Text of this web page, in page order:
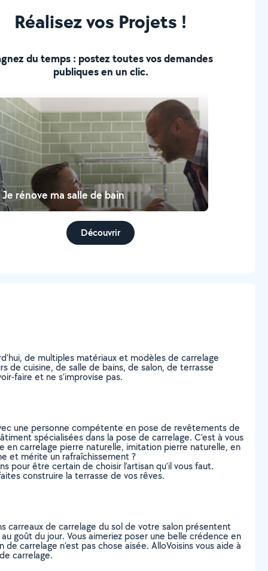
Réalisez vos Projets !
du temps : postez toutes vos demandes
publiques en un clic.
Je rénove ma salle de bain
Découvrir
de multiples matériaux et modèles de carrelage
de cuisine, de salle de bains, de salon, de terrasse
faire et ne s’improvise pas.
une personne compétente en pose de revêtements de
spécialisées dans la pose de carrelage. C’est à vous
en carrelage pierre naturelle, imitation pierre naturelle, en
et mérite un rafraîchissement ?
pour être certain de choisir l’artisan qu’il vous faut.
construire la terrasse de vos rêves.
carreaux de carrelage du sol de votre salon présentent
goût du jour. Vous aimeriez poser une belle crédence en
carrelage n’est pas chose aisée. AlloVoisins vous aide à
carrelage.